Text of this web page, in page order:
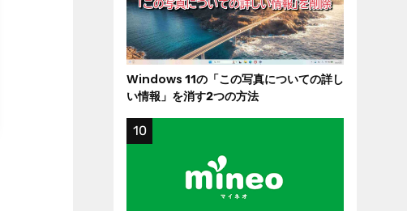
Windows 11の「この写真についての詳し
い情報」を消す2つの方法